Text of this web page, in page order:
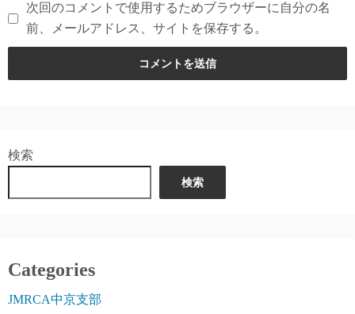
次回のコメントで使用するためブラウザーに自分の名
前、メールアドレス、サイトを保存する。
検索
検索
Categories
JMRCA中京支部